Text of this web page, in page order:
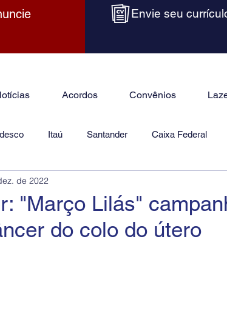
Envie seu
Acordos Convênios
Itaú Santander Caixa Federal
"Março Lilás"
do colo do útero
de 2022